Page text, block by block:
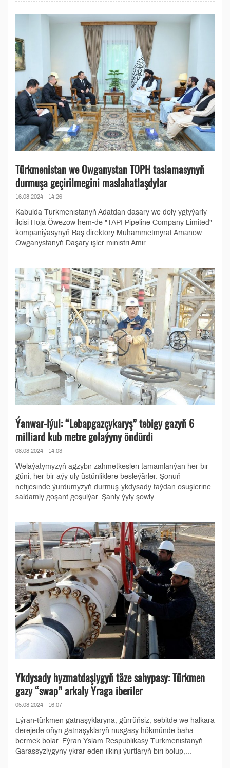
Türkmenistan we Owganystan TOPH taslamasynyň
durmuşa geçirilmegini maslahatlaşdylar
16.08.2024 - 14:26
Kabulda Türkmenistanyň Adatdan daşary we doly ygtyýarly
ilçisi Hoja Öwezow hem-de "TAPI Pipeline Company Limited"
kompaniýasynyň Baş direktory Muhammetmyrat Amanow
Owganystanyň Daşary işler ministri Amir...
Ýanwar-Iýul: “Lebapgazçykaryş” tebigy gazyň 6
milliard kub metre golaýyny öndürdi
08.08.2024 - 14:03
Welaýatymyzyň agzybir zähmetkeşleri tamamlanýan her bir
güni, her bir aýy uly üstünliklere besleýärler. Şonuň
netijesinde ýurdumyzyň durmuş-ykdysady taýdan ösüşlerine
saldamly goşant goşulýar. Şanly ýyly şowly...
Ykdysady hyzmatdaşlygyň täze sahypasy: Türkmen
gazy “swap” arkaly Yraga iberiler
05.08.2024 - 16:07
Eýran-türkmen gatnaşyklaryna, gürrüňsiz, sebitde we halkara
derejede oňyn gatnaşyklaryň nusgasy hökmünde baha
bermek bolar. Eýran Yslam Respublikasy Türkmenistanyň
Garaşsyzlygyny ykrar eden ilkinji ýurtlaryň biri bolup,...